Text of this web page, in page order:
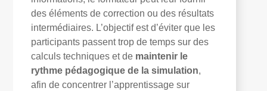
des éléments de correction ou des résultats
intermédiaires. L’objectif est d’éviter que les
participants passent trop de temps sur des
calculs techniques et de maintenir le
rythme pédagogique de la simulation,
afin de concentrer l’apprentissage sur